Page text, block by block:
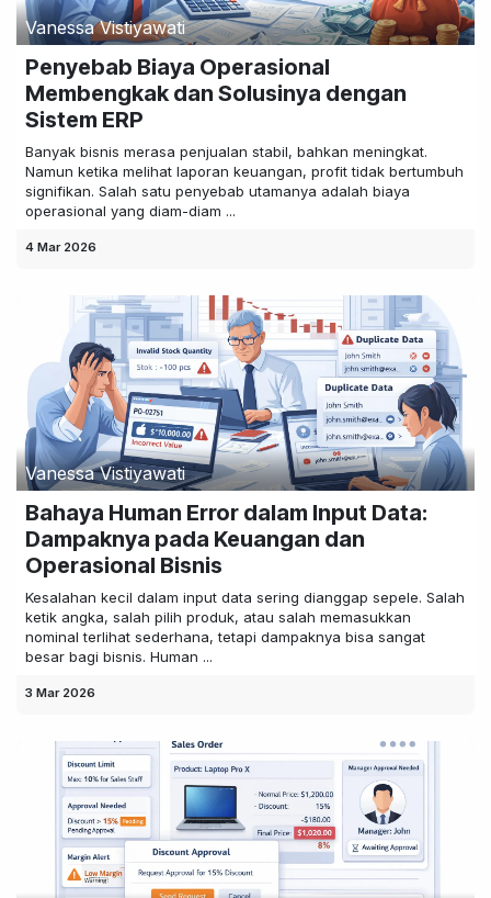
Vanessa Vistiyawati
Penyebab Biaya Operasional
Membengkak dan Solusinya dengan
Sistem ERP
Banyak bisnis merasa penjualan stabil, bahkan meningkat.
Namun ketika melihat laporan keuangan, profit tidak bertumbuh
signifikan. Salah satu penyebab utamanya adalah biaya
operasional yang diam-diam ...
4 Mar 2026
Vanessa Vistiyawati
Bahaya Human Error dalam Input Data:
Dampaknya pada Keuangan dan
Operasional Bisnis
Kesalahan kecil dalam input data sering dianggap sepele. Salah
ketik angka, salah pilih produk, atau salah memasukkan
nominal terlihat sederhana, tetapi dampaknya bisa sangat
besar bagi bisnis. Human ...
3 Mar 2026